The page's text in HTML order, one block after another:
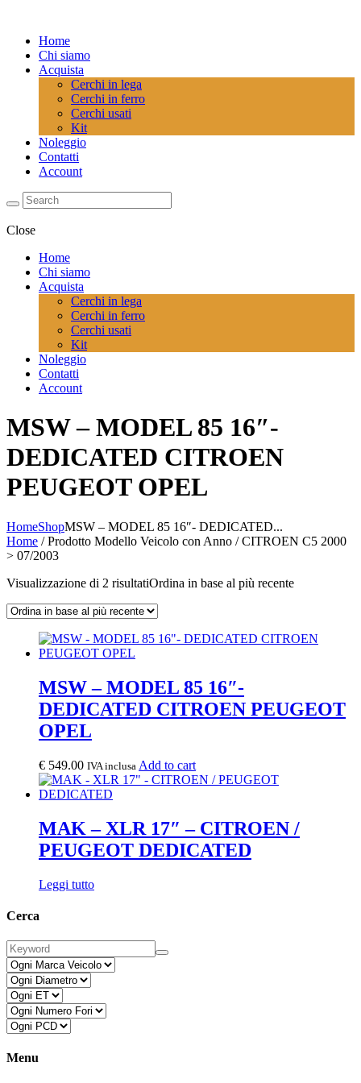
Home
Chi siamo
Acquista
Cerchi in lega
Cerchi in ferro
Cerchi usati
Kit
Noleggio
Contatti
Account
Close
Home
Chi siamo
Acquista
Cerchi in lega
Cerchi in ferro
Cerchi usati
Kit
Noleggio
Contatti
Account
MSW – MODEL 85 16″-
DEDICATED CITROEN
PEUGEOT OPEL
HomeShopMSW – MODEL 85 16″- DEDICATED...
Home / Prodotto Modello Veicolo con Anno / CITROEN C5 2000
> 07/2003
Visualizzazione di 2 risultatiOrdina in base al più recente
MSW – MODEL 85 16″-
DEDICATED CITROEN PEUGEOT
OPEL
€ 549.00 IVA inclusa Add to cart
MAK – XLR 17″ – CITROEN /
PEUGEOT DEDICATED
Leggi tutto
Cerca
Menu